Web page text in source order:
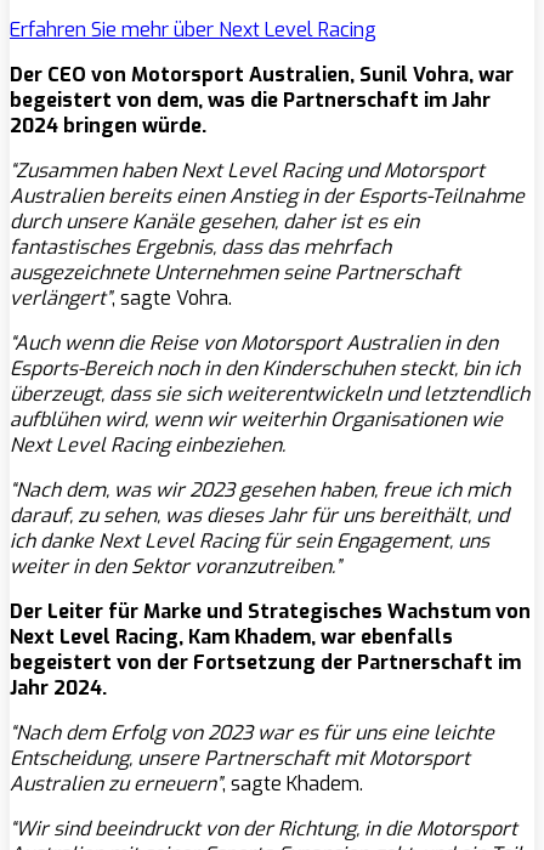
Erfahren Sie mehr über Next Level Racing
Der CEO von Motorsport Australien, Sunil Vohra, war
begeistert von dem, was die Partnerschaft im Jahr
2024 bringen würde.
“Zusammen haben Next Level Racing und Motorsport
Australien bereits einen Anstieg in der Esports-Teilnahme
durch unsere Kanäle gesehen, daher ist es ein
fantastisches Ergebnis, dass das mehrfach
ausgezeichnete Unternehmen seine Partnerschaft
verlängert”, sagte Vohra.
“Auch wenn die Reise von Motorsport Australien in den
Esports-Bereich noch in den Kinderschuhen steckt, bin ich
überzeugt, dass sie sich weiterentwickeln und letztendlich
aufblühen wird, wenn wir weiterhin Organisationen wie
Next Level Racing einbeziehen.
“Nach dem, was wir 2023 gesehen haben, freue ich mich
darauf, zu sehen, was dieses Jahr für uns bereithält, und
ich danke Next Level Racing für sein Engagement, uns
weiter in den Sektor voranzutreiben.”
Der Leiter für Marke und Strategisches Wachstum von
Next Level Racing, Kam Khadem, war ebenfalls
begeistert von der Fortsetzung der Partnerschaft im
Jahr 2024.
“Nach dem Erfolg von 2023 war es für uns eine leichte
Entscheidung, unsere Partnerschaft mit Motorsport
Australien zu erneuern”, sagte Khadem.
“Wir sind beeindruckt von der Richtung, in die Motorsport